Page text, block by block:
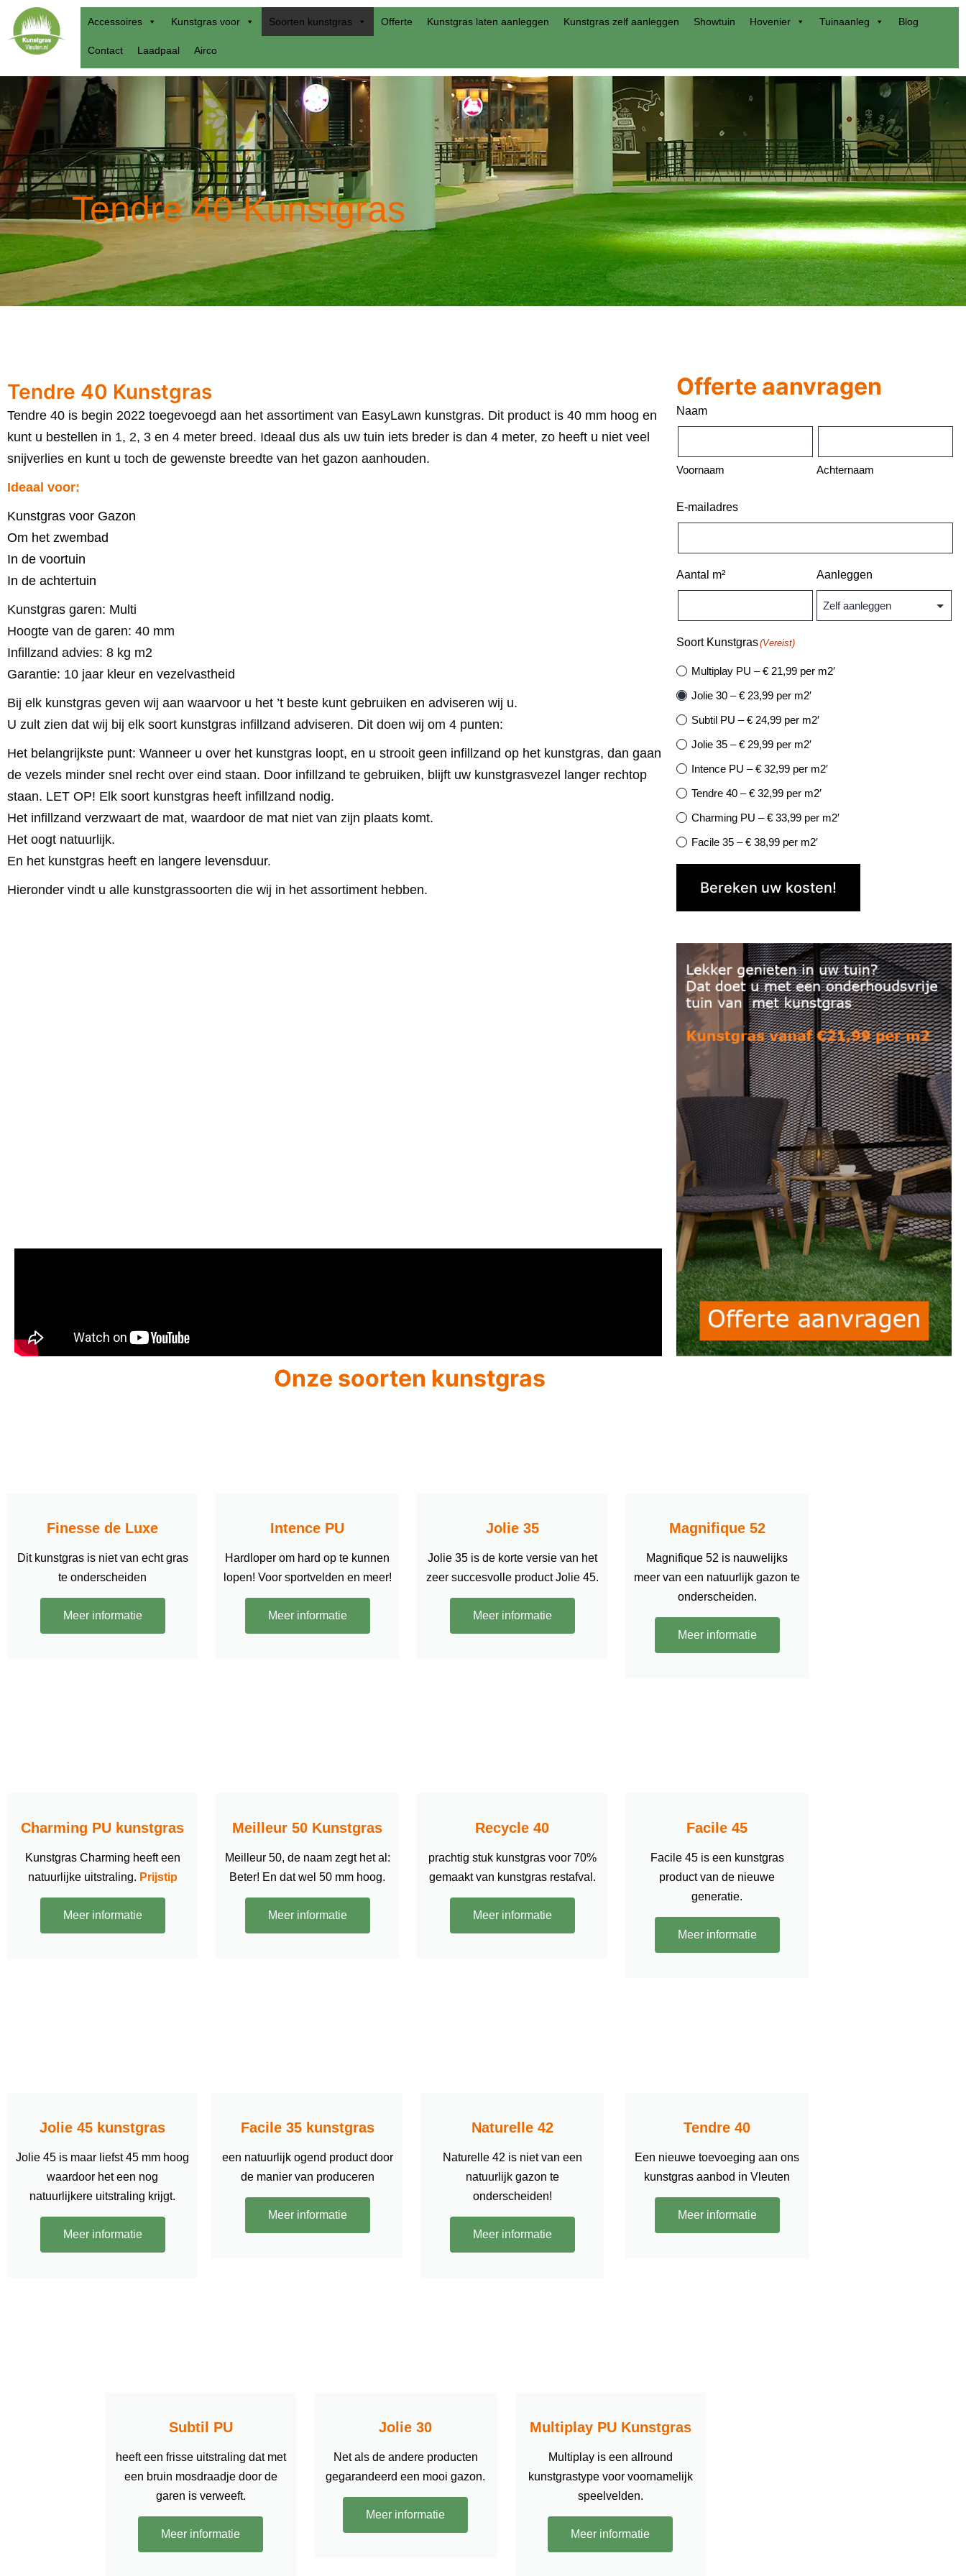
Accessoires Kunstgras voor Soorten kunstgras Offerte Kunstgras laten aanleggen Kunstgras zelf aanleggen Showtuin Hovenier Tuinaanleg Blog
Contact Laadpaal Airco
Tendre 40 Kunstgras
Tendre 40 Kunstgras
Tendre 40 is begin 2022 toegevoegd aan het assortiment van EasyLawn kunstgras. Dit product is 40 mm hoog en
kunt u bestellen in 1, 2, 3 en 4 meter breed. Ideaal dus als uw tuin iets breder is dan 4 meter, zo heeft u niet veel
snijverlies en kunt u toch de gewenste breedte van het gazon aanhouden.
Ideaal voor:
Kunstgras voor Gazon
Om het zwembad
In de voortuin
In de achtertuin
Kunstgras garen: Multi
Hoogte van de garen: 40 mm
Infillzand advies: 8 kg m2
Garantie: 10 jaar kleur en vezelvastheid
Bij elk kunstgras geven wij aan waarvoor u het ’t beste kunt gebruiken en adviseren wij u.
U zult zien dat wij bij elk soort kunstgras infillzand adviseren. Dit doen wij om 4 punten:
Het belangrijkste punt: Wanneer u over het kunstgras loopt, en u strooit geen infillzand op het kunstgras, dan gaan
de vezels minder snel recht over eind staan. Door infillzand te gebruiken, blijft uw kunstgrasvezel langer rechtop
staan. LET OP! Elk soort kunstgras heeft infillzand nodig.
Het infillzand verzwaart de mat, waardoor de mat niet van zijn plaats komt.
Het oogt natuurlijk.
En het kunstgras heeft en langere levensduur.
Hieronder vindt u alle kunstgrassoorten die wij in het assortiment hebben.
Offerte aanvragen
Naam
Voornaam Achternaam
E-mailadres
Aantal m² Aanleggen
Soort Kunstgras(Vereist)
Multiplay PU – € 21,99 per m2′
Jolie 30 – € 23,99 per m2′
Subtil PU – € 24,99 per m2′
Jolie 35 – € 29,99 per m2′
Intence PU – € 32,99 per m2′
Tendre 40 – € 32,99 per m2′
Charming PU – € 33,99 per m2′
Facile 35 – € 38,99 per m2′
Finesse de Luxe PU – € 38,99 per m2′
Naturelle 42- € 37,99 per m2′
Jolie 45 PU – € 39,99 per m2′
Recycle 40 – € 44,99 per m2′
Magnifique 52 – €49,99 per m2′
Meilleur 50 – €52,99 per m2′
Bereken uw kosten!
Onze soorten kunstgras
Finesse de Luxe
Dit kunstgras is niet van echt gras
te onderscheiden
Meer informatie
Intence PU
Hardloper om hard op te kunnen
lopen! Voor sportvelden en meer!
Meer informatie
Jolie 35
Jolie 35 is de korte versie van het
zeer succesvolle product Jolie 45.
Meer informatie
Magnifique 52
Magnifique 52 is nauwelijks
meer van een natuurlijk gazon te
onderscheiden.
Meer informatie
Charming PU kunstgras
Kunstgras Charming heeft een
natuurlijke uitstraling. Prijstip
Meer informatie
Meilleur 50 Kunstgras
Meilleur 50, de naam zegt het al:
Beter! En dat wel 50 mm hoog.
Meer informatie
Recycle 40
prachtig stuk kunstgras voor 70%
gemaakt van kunstgras restafval.
Meer informatie
Facile 45
Facile 45 is een kunstgras
product van de nieuwe
generatie.
Meer informatie
Jolie 45 kunstgras
Jolie 45 is maar liefst 45 mm hoog
waardoor het een nog
natuurlijkere uitstraling krijgt.
Meer informatie
Facile 35 kunstgras
een natuurlijk ogend product door
de manier van produceren
Meer informatie
Naturelle 42
Naturelle 42 is niet van een
natuurlijk gazon te
onderscheiden!
Meer informatie
Tendre 40
Een nieuwe toevoeging aan ons
kunstgras aanbod in Vleuten
Meer informatie
Subtil PU
heeft een frisse uitstraling dat met
een bruin mosdraadje door de
garen is verweeft.
Meer informatie
Jolie 30
Net als de andere producten
gegarandeerd een mooi gazon.
Meer informatie
Multiplay PU Kunstgras
Multiplay is een allround
kunstgrastype voor voornamelijk
speelvelden.
Meer informatie